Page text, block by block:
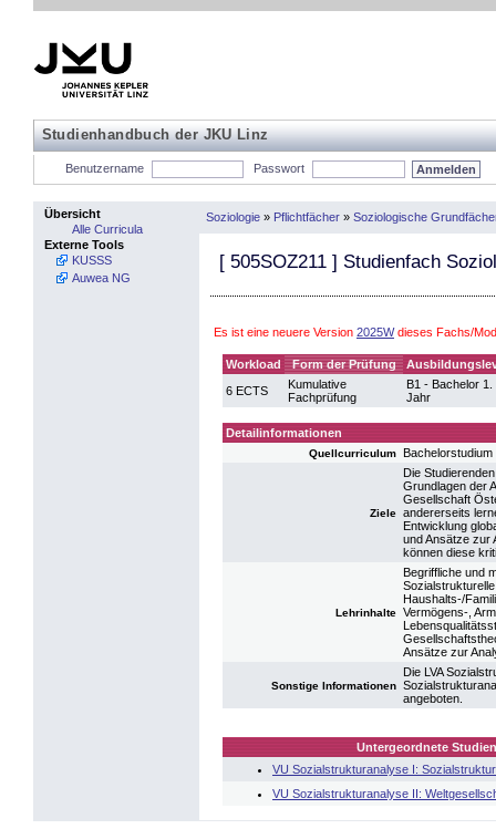
Studienhandbuch der JKU Linz
Benutzername Passwort
Übersicht
Alle Curricula
Externe Tools
KUSSS
Auwea NG
Soziologie » Pflichtfächer » Soziologische
[ 505SOZ211 ] Studienfach
Es ist eine neuere Version 2025Wdieses Fachs/
Workload Form der Prüfung
6 ECTS
Kumulative
Fachprüfung
B1 - Bachelor 1.
Jahr
Detailinformationen
Quellcurriculum Bachelorstudium
Ziele
Die
Grundlagen der
Gesellschaft
andererseits
Entwicklung
und Ansätze zur
können diese
Lehrinhalte
Begriffliche und
Haushalts-/
Vermögens-,
Ansätze zur
Sonstige Informationen
Die LVA
angeboten.
Untergeordnete
VU Sozialstrukturanalyse I:
VU Sozialstrukturanalyse II: